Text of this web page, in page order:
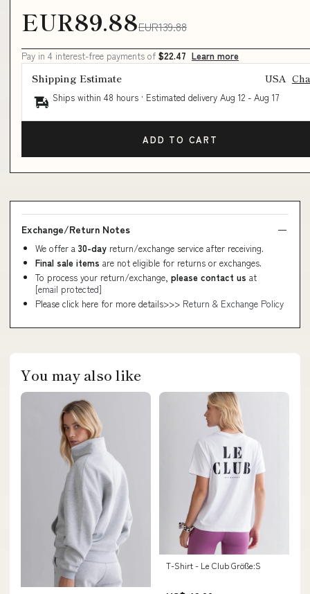
EUR89.88EUR139.88
Pay in 4 interest-free payments of $22.47 Learn more
Shipping Estimate USA
Ships within 48 hours · Estimated delivery Aug 12 - Aug 17
ADD TO CART
Exchange/Return Notes
We offer a 30-day return/exchange service after receiving.
Final sale items are not eligible for returns or exchanges.
To process your return/exchange, please contact us at
[email protected]
Please click here for more details>>> Return & Exchange Policy
You may also like
T-Shirt - Le Club Größe:S